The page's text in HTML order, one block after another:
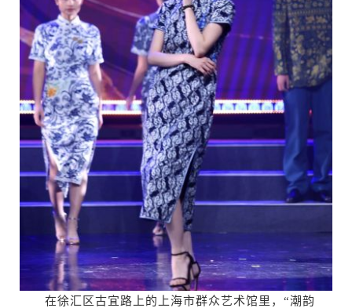
在徐汇区古宜路上的上海市群众艺术馆里，“潮韵